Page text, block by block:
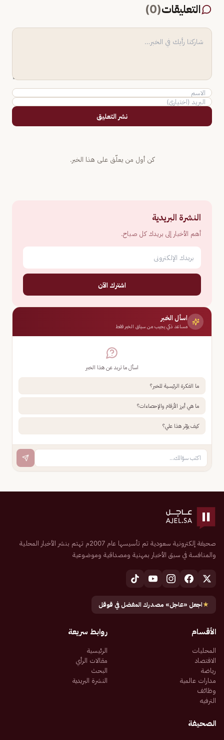
التعليقات(
0
)
نشر التعليق
كن أول من يعلّق على هذا الخبر.
النشرة البريدية
أهم الأخبار إلى بريدك كل صباح.
اشترك الآن
اسأل الخبر
مساعد ذكي يجيب من سياق الخبر فقط
اسأل ما تريد عن هذا الخبر
ما الفكرة الرئيسية للخبر؟
ما هي أبرز الأرقام والإحصاءات؟
كيف يؤثر هذا علي؟
صحيفة إلكترونية سعودية تم تأسيسها عام 2007م تهتم بنشر الأخبار المحلية
والمنافسة في سبق الأخبار بمهنية ومصداقية وموضوعية
★اجعل «عاجل» مصدرك المفضل في قوقل
الأقسام
المحليات
الاقتصاد
رياضة
مدارات عالمية
وظائف
الترفيه
روابط سريعة
الرئيسية
مقالات الرأي
البحث
النشرة البريدية
الصحيفة